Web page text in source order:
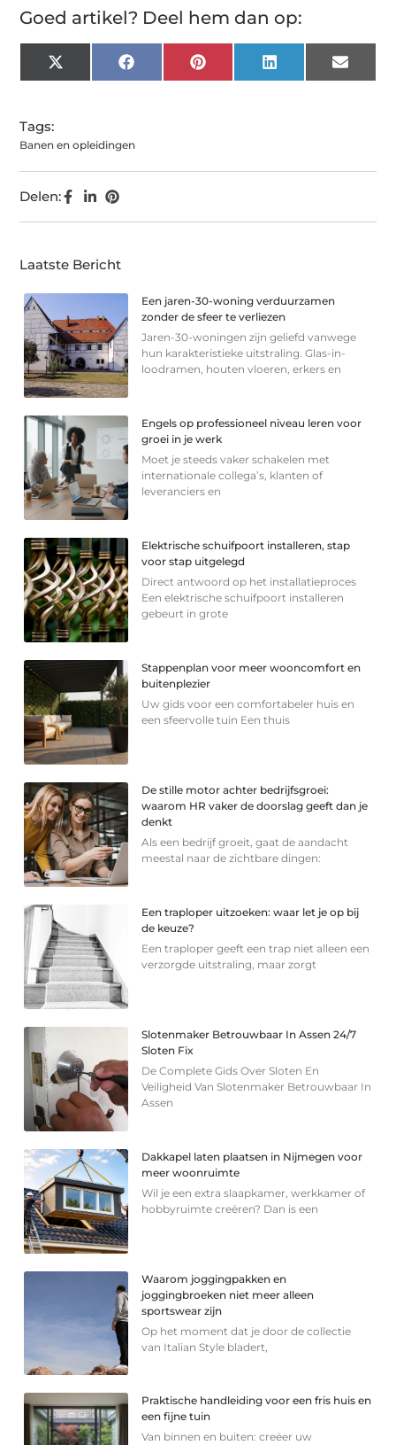
Goed artikel? Deel hem dan op:
X
(Twitter)
Facebook Pinterest LinkedIn Email
Tags:
Banen en opleidingen
Delen:
Laatste Bericht
Een jaren-30-woning verduurzamen
zonder de sfeer te verliezen
Jaren-30-woningen zijn geliefd vanwege
hun karakteristieke uitstraling. Glas-in-
loodramen, houten vloeren, erkers en
Engels op professioneel niveau leren voor
groei in je werk
Moet je steeds vaker schakelen met
internationale collega’s, klanten of
leveranciers en
Elektrische schuifpoort installeren, stap
voor stap uitgelegd
Direct antwoord op het installatieproces
Een elektrische schuifpoort installeren
gebeurt in grote
Stappenplan voor meer wooncomfort en
buitenplezier
Uw gids voor een comfortabeler huis en
een sfeervolle tuin Een thuis
De stille motor achter bedrijfsgroei:
waarom HR vaker de doorslag geeft dan je
denkt
Als een bedrijf groeit, gaat de aandacht
meestal naar de zichtbare dingen:
Een traploper uitzoeken: waar let je op bij
de keuze?
Een traploper geeft een trap niet alleen een
verzorgde uitstraling, maar zorgt
Slotenmaker Betrouwbaar In Assen 24/7
Sloten Fix
De Complete Gids Over Sloten En
Veiligheid Van Slotenmaker Betrouwbaar In
Assen
Dakkapel laten plaatsen in Nijmegen voor
meer woonruimte
Wil je een extra slaapkamer, werkkamer of
hobbyruimte creëren? Dan is een
Waarom joggingpakken en
joggingbroeken niet meer alleen
sportswear zijn
Op het moment dat je door de collectie
van Italian Style bladert,
Praktische handleiding voor een fris huis en
een fijne tuin
Van binnen en buiten: creëer uw